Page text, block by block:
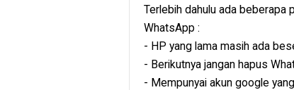
Terlebih dahulu ada beberapa
WhatsApp :
- HP yang lama masih ada
- Berikutnya jangan hapus
- Mempunyai akun google